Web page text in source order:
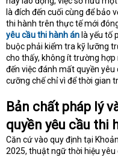
là đích đến cuối cùng để bảo
thi hành trên thực tế mới
yêu cầu thi hành án là yếu tố
buộc phải kiểm tra kỹ lưỡng
cho thấy, không ít trường
đến việc đánh mất quyền
cưỡng chế chỉ vì để thời gian
Bản chất pháp lý
quyền yêu cầu thi
Căn cứ vào quy định tại
2025, thuật ngữ thời hiệu